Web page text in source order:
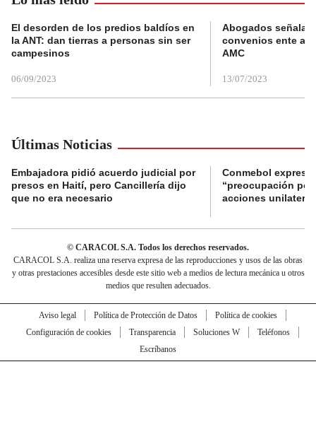
El desorden de los predios baldíos en
la ANT: dan tierras a personas sin ser
campesinos
06/09/2023
Abogados
convenios ente
AMC
13/07/2023
Últimas Noticias
Embajadora pidió acuerdo judicial por
presos en Haití, pero Cancillería dijo
que no era necesario
Conmebol expresó
“preocupación
acciones
© CARACOL S.A. Todos los derechos reservados.
CARACOL S.A. realiza una reserva expresa de las reproducciones y usos de las obras
y otras prestaciones accesibles desde este sitio web a medios de lectura mecánica u otros
medios que resulten adecuados.
Aviso legal Política de Protección de Datos
Política de cookies
Configuración de cookies
Transparencia Soluciones W
Teléfonos
Escríbanos